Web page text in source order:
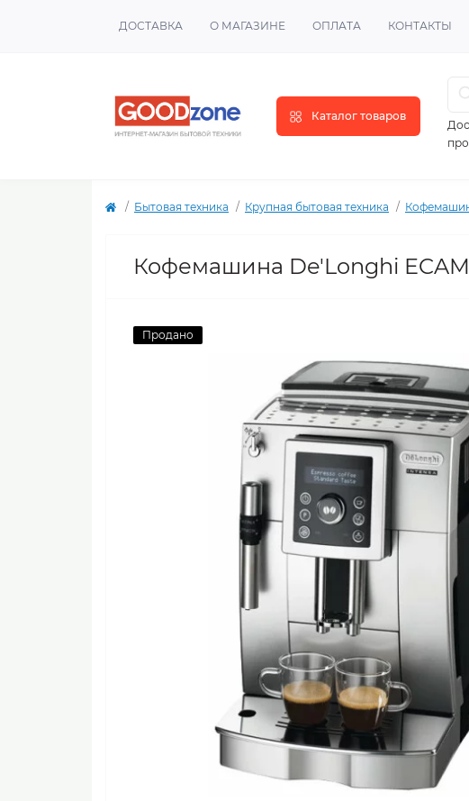
ДОСТАВКА О МАГАЗИНЕ ОПЛАТА КОНТАКТЫ
Каталог товаров
Бытовая техника Крупная бытовая техника
Кофемашина De'Longhi ECAM
Продано